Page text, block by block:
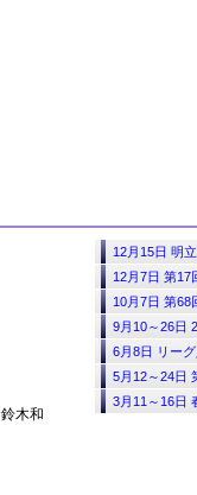
12月15日 明
12月7日 第17
10月7日 第68
9月10～26日
6月8日 リー
5月12～24日
3月11～16日
鈴木和